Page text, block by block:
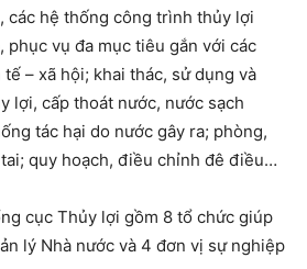
các hệ thống công trình thủy lợi
phục vụ đa mục tiêu gắn với các
– xã hội; khai thác, sử dụng và
lợi, cấp thoát nước, nước sạch
tác hại do nước gây ra; phòng,
quy hoạch, điều chỉnh đê điều…
cục Thủy lợi gồm 8 tổ chức giúp
lý Nhà nước và 4 đơn vị sự nghiệp